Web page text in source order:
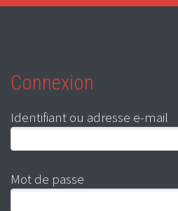
Connexion
Identifiant ou adresse e-mail
Mot de passe